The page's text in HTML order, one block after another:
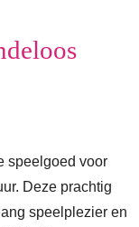
speelgoed voor
Deze prachtig
speelplezier en